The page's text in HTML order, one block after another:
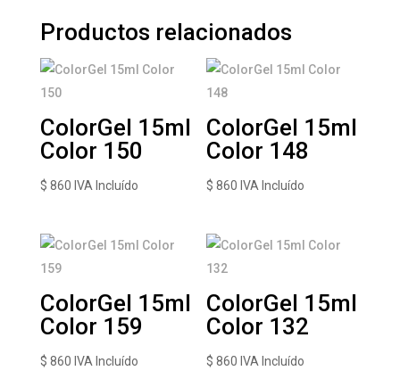
Productos relacionados
ColorGel 15ml
Color 150
$ 860 IVA Incluído
ColorGel 15ml
Color 148
$ 860 IVA Incluído
ColorGel 15ml
Color 159
$ 860 IVA Incluído
ColorGel 15ml
Color 132
$ 860 IVA Incluído